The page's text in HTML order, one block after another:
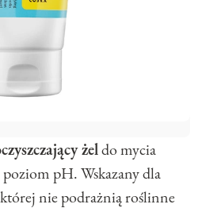
żeldo mycia
pH. Wskazany dla
nie podrażnią roślinne